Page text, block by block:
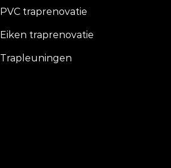
PVC traprenovatie
Eiken traprenovatie
Trapleuningen